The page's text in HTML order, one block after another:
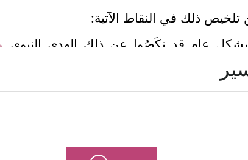
تلخيص ذلك في النقاط الآتية:
بشكلٍ عام قد نكَصُوا عن ذلك الهدي النبوي
الأخروي
وهنا بدأ القرآن